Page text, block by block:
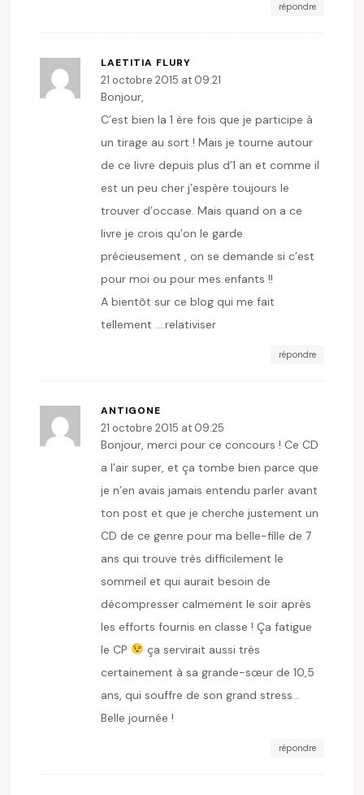
répondre
LAETITIA FLURY
21 octobre 2015 at 09:21
Bonjour,
C’est bien la 1 ère fois que je participe à
un tirage au sort ! Mais je tourne autour
de ce livre depuis plus d’1 an et comme il
est un peu cher j’espère toujours le
trouver d’occase. Mais quand on a ce
livre je crois qu’on le garde
précieusement , on se demande si c’est
pour moi ou pour mes enfants !!
A bientôt sur ce blog qui me fait
tellement ….relativiser
répondre
ANTIGONE
21 octobre 2015 at 09:25
Bonjour, merci pour ce concours ! Ce CD
a l’air super, et ça tombe bien parce que
je n’en avais jamais entendu parler avant
ton post et que je cherche justement un
CD de ce genre pour ma belle-fille de 7
ans qui trouve très difficilement le
sommeil et qui aurait besoin de
décompresser calmement le soir après
les efforts fournis en classe ! Ça fatigue
le CP
ça servirait aussi très
certainement à sa grande-sœur de 10,5
ans, qui souffre de son grand stress…
Belle journée !
répondre